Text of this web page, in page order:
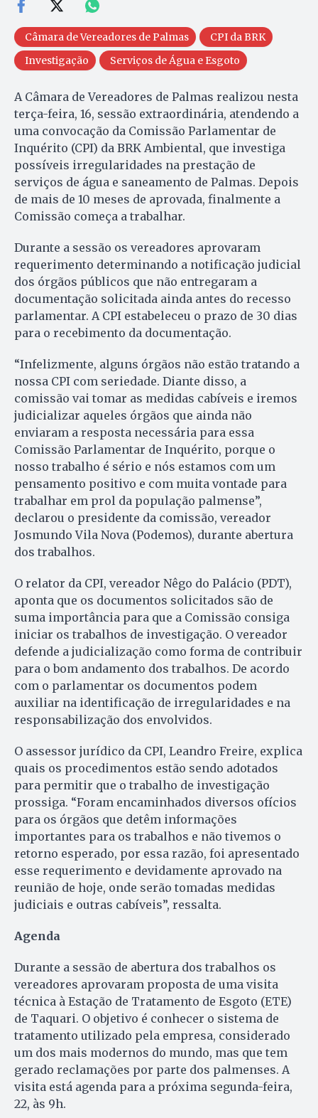
Câmara de Vereadores de Palmas
CPI da BRK
Investigação
Serviços de Água e Esgoto
A Câmara de Vereadores de Palmas realizou nesta
terça-feira, 16, sessão extraordinária, atendendo a
uma convocação da Comissão Parlamentar de
Inquérito (CPI) da BRK Ambiental, que investiga
possíveis irregularidades na prestação de
serviços de água e saneamento de Palmas. Depois
de mais de 10 meses de aprovada, finalmente a
Comissão começa a trabalhar.
Durante a sessão os vereadores aprovaram
requerimento determinando a notificação judicial
dos órgãos públicos que não entregaram a
documentação solicitada ainda antes do recesso
parlamentar. A CPI estabeleceu o prazo de 30 dias
para o recebimento da documentação.
“Infelizmente, alguns órgãos não estão tratando a
nossa CPI com seriedade. Diante disso, a
comissão vai tomar as medidas cabíveis e iremos
judicializar aqueles órgãos que ainda não
enviaram a resposta necessária para essa
Comissão Parlamentar de Inquérito, porque o
nosso trabalho é sério e nós estamos com um
pensamento positivo e com muita vontade para
trabalhar em prol da população palmense”,
declarou o presidente da comissão, vereador
Josmundo Vila Nova (Podemos), durante abertura
dos trabalhos.
O relator da CPI, vereador Nêgo do Palácio (PDT),
aponta que os documentos solicitados são de
suma importância para que a Comissão consiga
iniciar os trabalhos de investigação. O vereador
defende a judicialização como forma de contribuir
para o bom andamento dos trabalhos. De acordo
com o parlamentar os documentos podem
auxiliar na identificação de irregularidades e na
responsabilização dos envolvidos.
O assessor jurídico da CPI, Leandro Freire, explica
quais os procedimentos estão sendo adotados
para permitir que o trabalho de investigação
prossiga. “Foram encaminhados diversos ofícios
para os órgãos que detêm informações
importantes para os trabalhos e não tivemos o
retorno esperado, por essa razão, foi apresentado
esse requerimento e devidamente aprovado na
reunião de hoje, onde serão tomadas medidas
judiciais e outras cabíveis”, ressalta.
Agenda
Durante a sessão de abertura dos trabalhos os
vereadores aprovaram proposta de uma visita
técnica à Estação de Tratamento de Esgoto (ETE)
de Taquari. O objetivo é conhecer o sistema de
tratamento utilizado pela empresa, considerado
um dos mais modernos do mundo, mas que tem
gerado reclamações por parte dos palmenses. A
visita está agenda para a próxima segunda-feira,
22, às 9h.